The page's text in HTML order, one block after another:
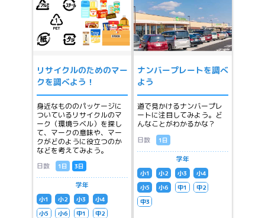
リサイクルのためのマー
クを調べよう！
身近なもののパッケージに
ついているリサイクルのマ
ーク（環境ラベル）を探し
て、マークの意味や、マー
クがどのように役立つのか
などを考えてみよう。
日数 1日 3日
学年
小1 小2 小3
小4
小5
小6 中1
中2
ナンバープレートを調べ
よう
道で見かけるナンバープレ
ートに注目してみよう。ど
んなことがわかるかな？
日数 1日
学年
小1 小2 小3
小4
小5
小6 中1
中2
中3